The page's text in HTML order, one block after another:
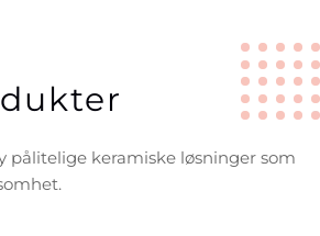
pålitelige keramiske løsninger som